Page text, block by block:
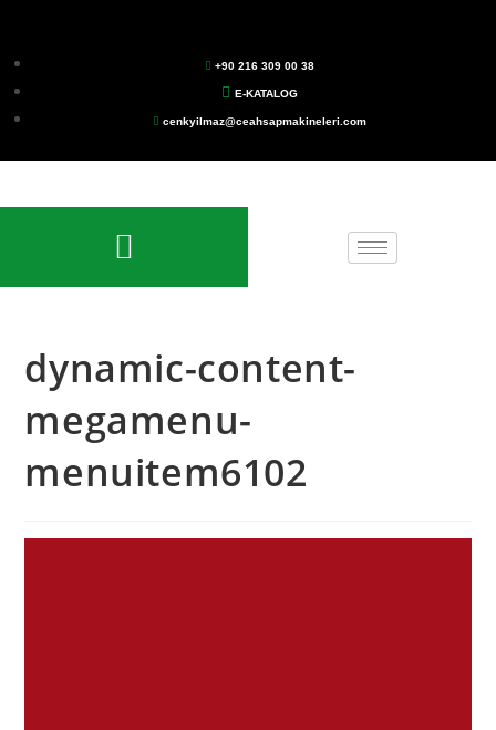
+90 216 309 00 38
E-KATALOG
cenkyilmaz@ceahsapmakineleri.com
dynamic-content-
megamenu-
menuitem6102